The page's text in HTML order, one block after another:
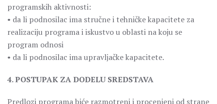
programskih aktivnosti:
• da li podnosilac ima stručne i tehničke kapacitete za
realizaciju programa i iskustvo u oblasti na koju se
program odnosi
• da li podnosilac ima upravljačke kapacitete.
4. POSTUPAK ZA DODELU SREDSTAVA
Predlozi programa biće razmotreni i procenjeni od strane